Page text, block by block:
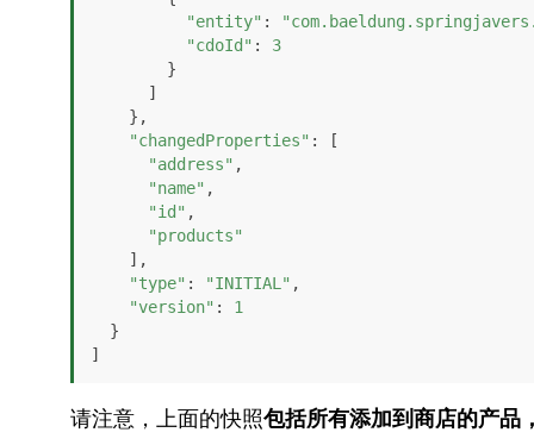
"entity" :
"cdoId" : 3
"changedProperties" : [
"address" ,
"name" ,
"id" ,
"products"
"type" : "INITIAL" ,
"version" : 1
]
请注意，上面的快照包括所有添加到商店的产品